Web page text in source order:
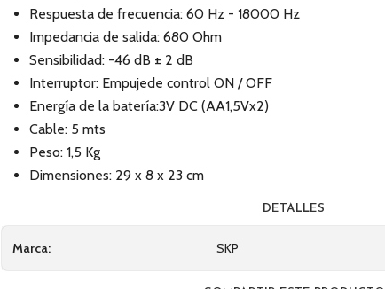
Respuesta de frecuencia: 60 Hz - 18000 Hz
Impedancia de salida: 680 Ohm
Sensibilidad: -46 dB ± 2 dB
Interruptor: Empujede control ON / OFF
Energía de la batería:3V DC (AA1,5Vx2)
Cable: 5 mts
Peso: 1,5 Kg
Dimensiones: 29 x 8 x 23 cm
DETALLES
Marca: SKP